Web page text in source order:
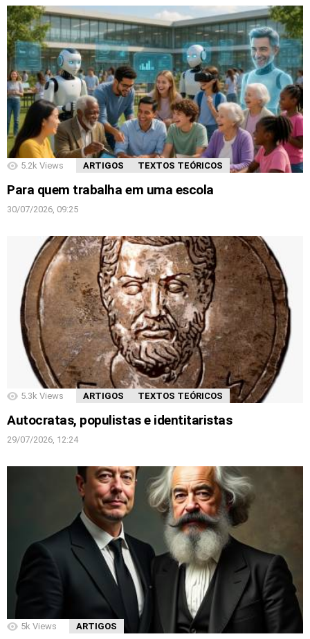
5.2k Views ARTIGOS TEXTOS TEÓRICOS
Para quem trabalha em uma escola
30/07/2026, 09:25
5.3k Views ARTIGOS TEXTOS TEÓRICOS
Autocratas, populistas e identitaristas
29/07/2026, 12:24
5k Views ARTIGOS